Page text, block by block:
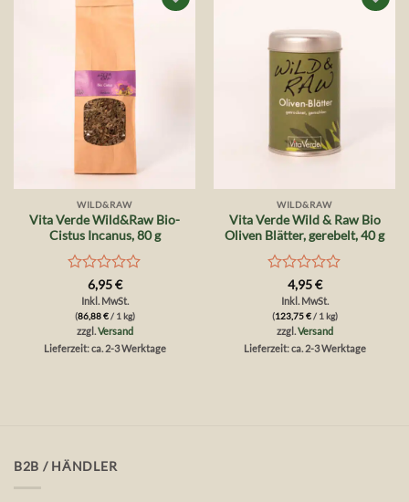
WILD&RAW
Vita Verde Wild&Raw Bio-
Cistus Incanus, 80 g
Bewertet
mit
0
von
6,95€
Inkl. MwSt.
(86,88€/ 1 kg)
zzgl.Versand
Lieferzeit: ca. 2-3 Werktage
Wunschliste
WILD&RAW
Vita Verde Wild & Raw Bio
Oliven Blätter, gerebelt, 40 g
Bewertet
mit
0
von
4,95€
Inkl. MwSt.
(123,75€/ 1 kg)
zzgl.Versand
Lieferzeit: ca. 2-3 Werktage
B2B / HÄNDLER